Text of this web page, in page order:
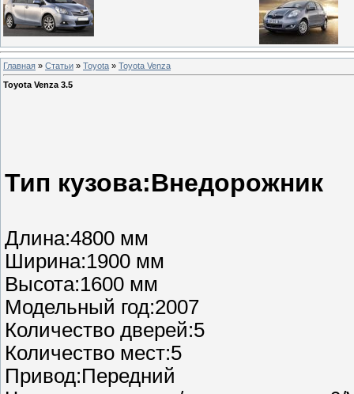
Главная » Статьи » Toyota » Toyota Venza
Toyota Venza 3.5
Тип кузова:Внедорожник
Длина:4800 мм
Ширина:1900 мм
Высота:1600 мм
Модельный год:2007
Количество дверей:5
Количество мест:5
Привод:Передний